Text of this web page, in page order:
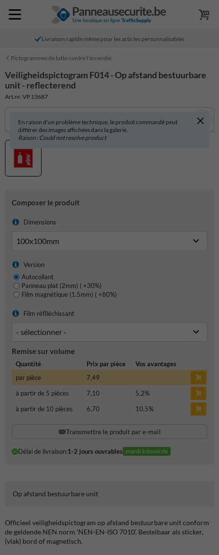
Livraison rapide même pour les articles personnalisables
Pictogrammes de lutte contre l'incendie
Veiligheidspictogram F014 - Op afstand bestuurbare
unit - reflecterend
Art.nr. VP.13687
En raison d'un problème technique, le produit commandé peut
différer des images affichées dans la galerie.
Raison : Could not resolve product
Composer le produit
Dimensions
Version
Autocollant
Panneau plat (2mm) ( +30%)
Film magnétique (1.5mm) ( +80%)
Film réflléchissant
Remise sur volume
Quantité Prix par pièce
Vos avantages
par pièce
7,49
à partir de 5 pièces
7,10 5,2%
à partir de 10 pièces
6,70 10,5%
Transmettre le produit par e-mail
Délai de livraison:1-2 jours ouvrables mardi à domicile
Op afstand bestuurbare unit
Officieel veiligheidspictogram op afstand bestuurbare unit conform
de geldende NEN norm ‘NEN-EN-ISO 7010’. Bestelbaar als sticker,
(vlak) bord of magnetisch.